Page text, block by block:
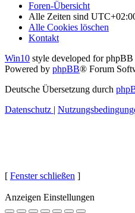
Foren-Übersicht
Alle Zeiten sind
Alle Cookies löschen
Kontakt
Win10 style developed for phpBB
Powered by phpBB® Forum
Deutsche Übersetzung durch
Datenschutz |
[ Fenster schließen ]
Anzeigen Einstellungen